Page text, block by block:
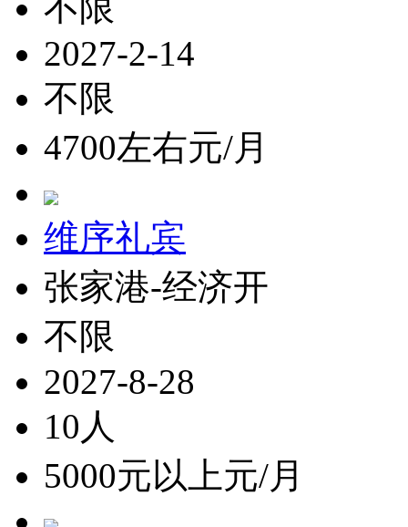
2027-2-14
不限
4700左右元/月
维序礼宾
张家港-经济开
不限
2027-8-28
10人
5000元以上元/月